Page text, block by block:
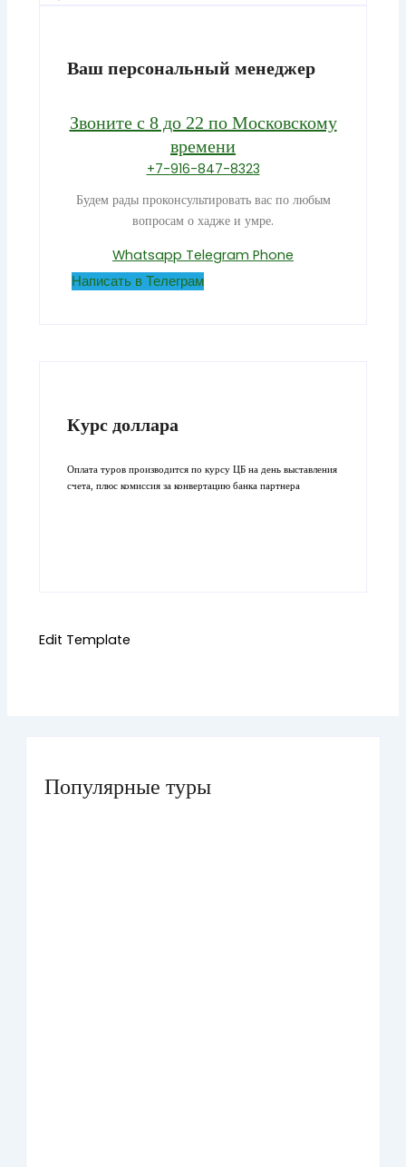
Ваш персональный менеджер
Звоните с 8 до 22 по Московскому
времени
+7-916-847-8323
Будем рады проконсультировать вас по любым
вопросам о хадже и умре.
Whatsapp Telegram Phone
Написать в Телеграм
Курс доллара
Оплата туров производится по курсу ЦБ на день выставления
счета, плюс комиссия за конвертацию банка партнера
Edit Template
Популярные туры